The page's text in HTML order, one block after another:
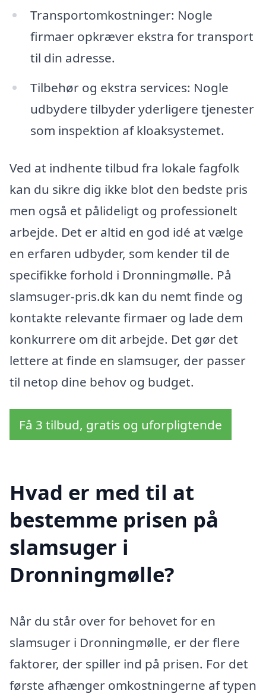
Transportomkostninger: Nogle
firmaer opkræver ekstra for transport
til din adresse.
Tilbehør og ekstra services: Nogle
udbydere tilbyder yderligere tjenester
som inspektion af kloaksystemet.
Ved at indhente tilbud fra lokale fagfolk
kan du sikre dig ikke blot den bedste pris
men også et pålideligt og professionelt
arbejde. Det er altid en god idé at vælge
en erfaren udbyder, som kender til de
specifikke forhold i Dronningmølle. På
slamsuger-pris.dk kan du nemt finde og
kontakte relevante firmaer og lade dem
konkurrere om dit arbejde. Det gør det
lettere at finde en slamsuger, der passer
til netop dine behov og budget.
Få 3 tilbud, gratis og uforpligtende
Hvad er med til at
bestemme prisen på
slamsuger i
Dronningmølle?
Når du står over for behovet for en
slamsuger i Dronningmølle, er der flere
faktorer, der spiller ind på prisen. For det
første afhænger omkostningerne af typen